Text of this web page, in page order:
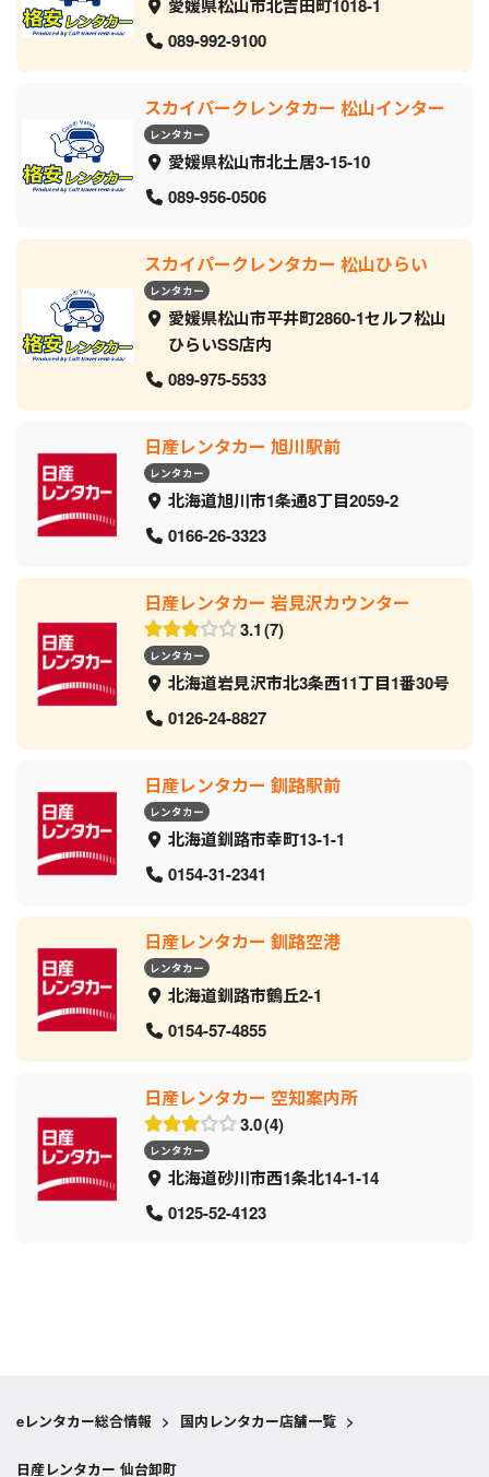
愛媛県松山市北吉田町1018-1
089-992-9100
スカイパークレンタカー 松山インター
レンタカー
愛媛県松山市北土居3-15-10
089-956-0506
スカイパークレンタカー 松山ひらい
レンタカー
愛媛県松山市平井町2860-1セルフ松山
ひらいSS店内
089-975-5533
日産レンタカー 旭川駅前
レンタカー
北海道旭川市1条通8丁目2059‐2
0166-26-3323
日産レンタカー 岩見沢カウンター
3.1 7
レンタカー
北海道岩見沢市北3条西11丁目1番30号
0126-24-8827
日産レンタカー 釧路駅前
レンタカー
北海道釧路市幸町13-1-1
0154-31-2341
日産レンタカー 釧路空港
レンタカー
北海道釧路市鶴丘2-1
0154-57-4855
日産レンタカー 空知案内所
3.0 4
レンタカー
北海道砂川市西1条北14-1-14
0125-52-4123
eレンタカー総合情報 > 国内レンタカー店舗一覧 >
日産レンタカー 仙台卸町